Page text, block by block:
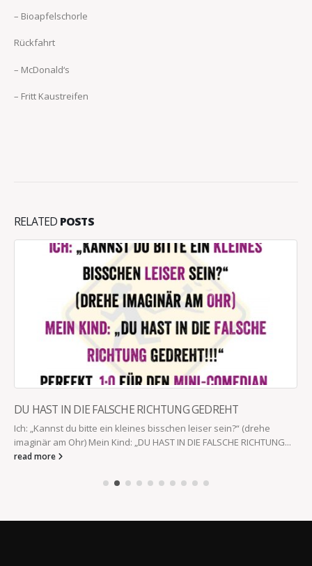
– Bioapfelschorle
Rückfahrt
– McDonald‘s
– Fritt Kaustreifen
RELATED POSTS
DU HAST IN DIE FALSCHE RICHTUNG GEDREHT
Ich: „Kannst du bitte ein kleines bisschen leiser sein?“ (drehe
imaginär am Ohr) Mein Kind: „DU HAST IN DIE FALSCHE RICHTUNG...
read more